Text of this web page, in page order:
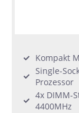
Kompakt
Single-
Prozessor
4x DIMM-
4400MHz